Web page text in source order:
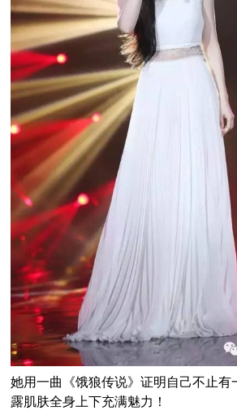
她用一曲《饿狼传说》证明自己不止有
露肌肤全身上下充满魅力！